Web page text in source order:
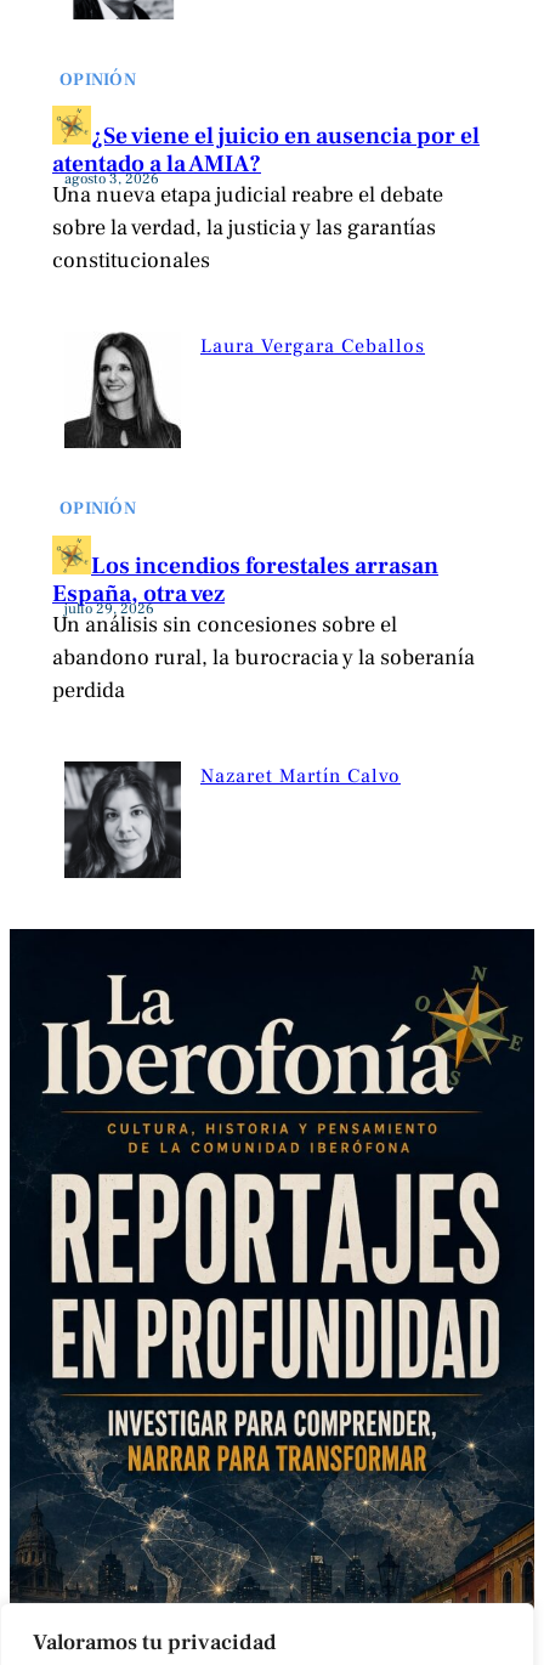
Valoramos tu privacidad
OPINIÓN
¿Se viene el juicio en ausencia por el
atentado a la AMIA?
agosto 3, 2026
Una nueva etapa judicial reabre el debate
sobre la verdad, la justicia y las garantías
constitucionales
Laura Vergara Ceballos
OPINIÓN
Los incendios forestales arrasan
España, otra vez
julio 29, 2026
Un análisis sin concesiones sobre el
abandono rural, la burocracia y la soberanía
perdida
Nazaret Martín Calvo